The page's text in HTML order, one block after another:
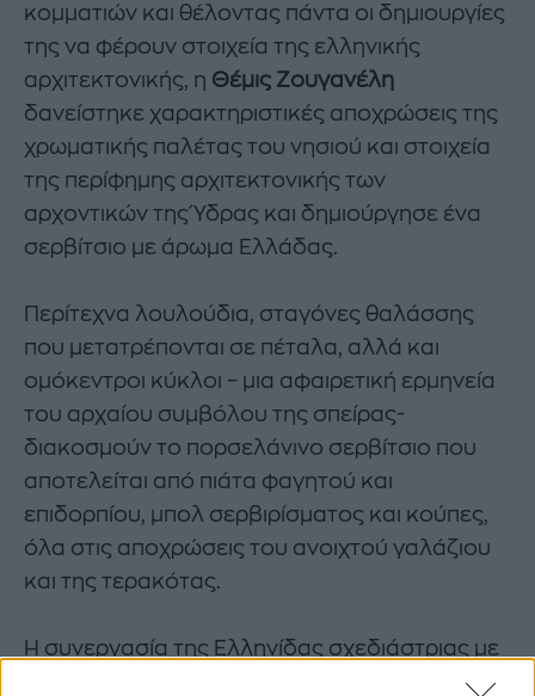
κομματιών και θέλοντας πάντα οι δημιουργίες
της να φέρουν στοιχεία της ελληνικής
αρχιτεκτονικής, η Θέμις Ζουγανέλη
δανείστηκε χαρακτηριστικές αποχρώσεις της
χρωματικής παλέτας του νησιού και στοιχεία
της περίφημης αρχιτεκτονικής των
αρχοντικών της Ύδρας και δημιούργησε ένα
σερβίτσιο με άρωμα Ελλάδας.
Περίτεχνα λουλούδια, σταγόνες θαλάσσης
που μετατρέπονται σε πέταλα, αλλά και
ομόκεντροι κύκλοι – μια αφαιρετική ερμηνεία
του αρχαίου συμβόλου της σπείρας-
διακοσμούν το πορσελάνινο σερβίτσιο που
αποτελείται από πιάτα φαγητού και
επιδορπίου, μπολ σερβιρίσματος και κούπες,
όλα στις αποχρώσεις του ανοιχτού γαλάζιου
και της τερακότας.
Η συνεργασία της Ελληνίδας σχεδιάστριας με